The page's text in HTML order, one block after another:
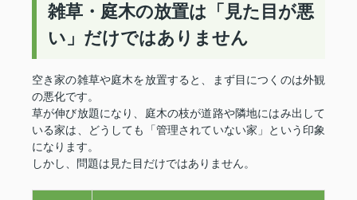
雑草・庭木の放置は「見た目が悪
い」だけではありません
空き家の雑草や庭木を放置すると、まず目につくのは外観
の悪化です。
草が伸び放題になり、庭木の枝が道路や隣地にはみ出して
いる家は、どうしても「管理されていない家」という印象
になります。
しかし、問題は見た目だけではありません。